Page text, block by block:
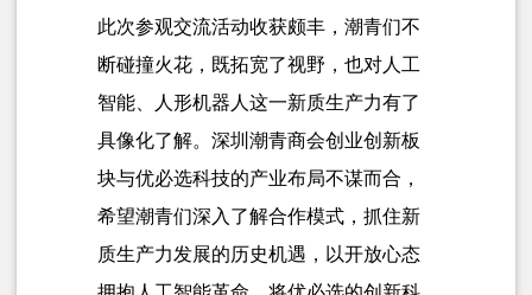
此次参观交流活动收获颇丰，潮青们不
断碰撞火花，既拓宽了视野，也对人工
智能、人形机器人这一新质生产力有了
具像化了解。深圳潮青商会创业创新板
块与优必选科技的产业布局不谋而合，
希望潮青们深入了解合作模式，抓住新
质生产力发展的历史机遇，以开放心态